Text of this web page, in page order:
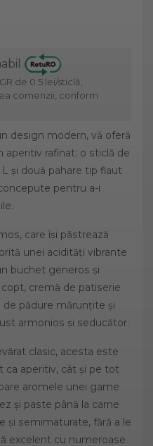
de 0.5 lei/sticlă,
comenzii, conform
design modern, vă oferă
rafinat: o sticlă de
și două pahare tip flaut
pentru a-i
care își păstrează
unei acidități vibrante
buchet generos și
cremă de patiserie
de pădure mărunțite și
armonios și seducător.
clasic, acesta este
ca aperitiv, cât și pe tot
aromele unei game
și paste până la carne
și semimaturate, fără a le
excelent cu numeroase